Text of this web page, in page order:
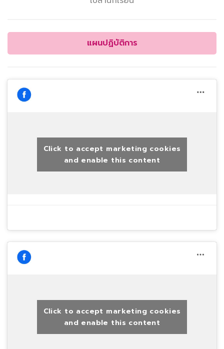
แผนปฏิบัติการ
Click to accept marketing cookies
and enable this content
Click to accept marketing cookies
and enable this content